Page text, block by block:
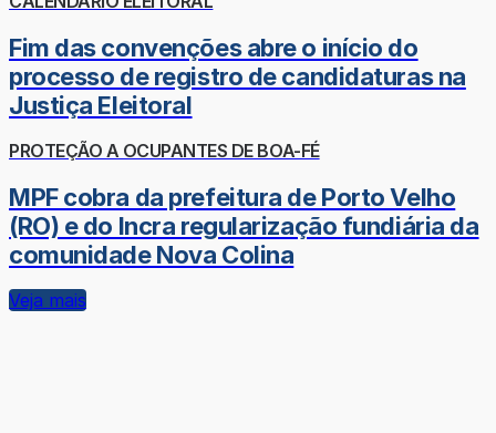
Fim das convenções abre o início do
processo de registro de candidaturas na
Justiça Eleitoral
PROTEÇÃO A OCUPANTES DE BOA-FÉ
MPF cobra da prefeitura de Porto Velho
(RO) e do Incra regularização fundiária da
comunidade Nova Colina
Veja mais